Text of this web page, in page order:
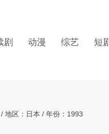
剧 动漫 综艺 短
地区：日本 / 年份：1993